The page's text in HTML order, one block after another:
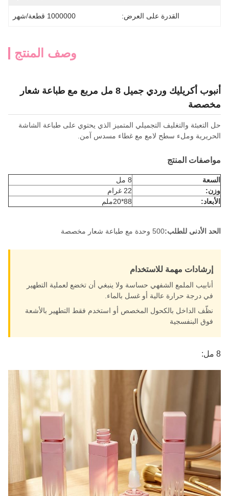
القدرة على العرض: 1000000 قطعة/شهر
وصف المنتج
أنبوب أكريليك وردي جميل 8 مل مربع مع طباعة شعار
مخصصة
حل التعبئة والتغليف التجميلي المتميز الذي يحتوي على طباعة الشاشة
الحريرية وملء سطح لامع مع غطاء مسدس آمن.
مواصفات المنتج
السعة
8 مل
وزن:
22 غرام
الأبعاد:
88*20ملم
الحد الأدنى للطلب:500 وحدة مع طباعة شعار مخصصة
إرشادات مهمة للاستخدام
أنابيب الملمع الشفهي حساسة ولا ينبغي أن تخضع لعملية التطهير
في درجة حرارة عالية أو غسل بالماء.
نظّف الداخل بالكحول المخصص أو استخدم فقط التطهير بالأشعة
فوق البنفسجية
8 مل: